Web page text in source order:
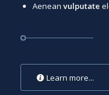
Aenean vulputate
Learn more...